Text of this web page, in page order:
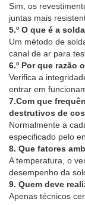
Sim, os
juntas mais
5.º O que é a
Um método de
canal de ar para
6.º Por que razão
Verifica a
entrar em
7.Com que
destrutivos de
Normalmente a
especificado pelo
8. Que fatores
A temperatura, o
desempenho da
9. Quem deve
Apenas técnicos